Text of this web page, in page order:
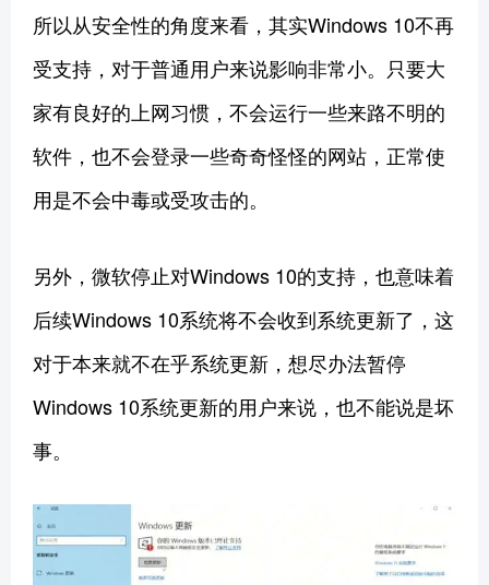
所以从安全性的角度来看，其实Windows 10不再
受支持，对于普通用户来说影响非常小。只要大
家有良好的上网习惯，不会运行一些来路不明的
软件，也不会登录一些奇奇怪怪的网站，正常使
用是不会中毒或受攻击的。
另外，微软停止对Windows 10的支持，也意味着
后续Windows 10系统将不会收到系统更新了，这
对于本来就不在乎系统更新，想尽办法暂停
Windows 10系统更新的用户来说，也不能说是坏
事。